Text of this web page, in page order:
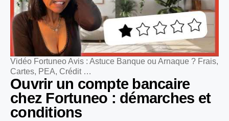
Vidéo Fortuneo Avis : Astuce Banque ou Arnaque ? Frais,
Cartes, PEA, Crédit …
Ouvrir un compte bancaire
chez Fortuneo : démarches et
conditions